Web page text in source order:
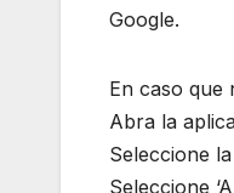
Google.
En caso que
Abra la
Seleccione
Seleccione